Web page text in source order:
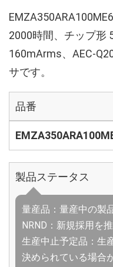
2000時間、チップ形
160mArms、AEC-
サです。
品番
製品ステータス
量産品：量産中の製
NRND：新規採用を
生産中止予定品：生
決められている場合